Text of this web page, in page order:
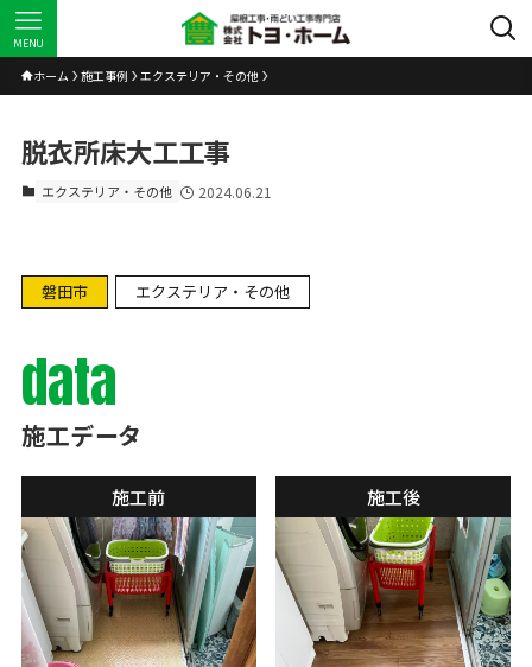
MENU
ホーム 施工事例 エクステリア・その他
脱衣所床大工工事
エクステリア・その他 2024.06.21
磐田市 エクステリア・その他
data
施工データ
施工前 施工後